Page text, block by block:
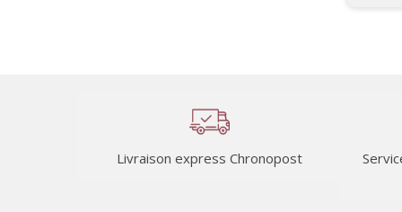
Livraison express Chronopost